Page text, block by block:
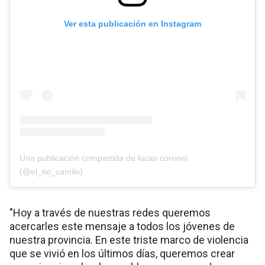
Ver esta publicación en Instagram
Una publicación compartida de lucas coronel
(@el_tio_camilo)
"Hoy a través de nuestras redes queremos
acercarles este mensaje a todos los jóvenes de
nuestra provincia. En este triste marco de violencia
que se vivió en los últimos días, queremos crear